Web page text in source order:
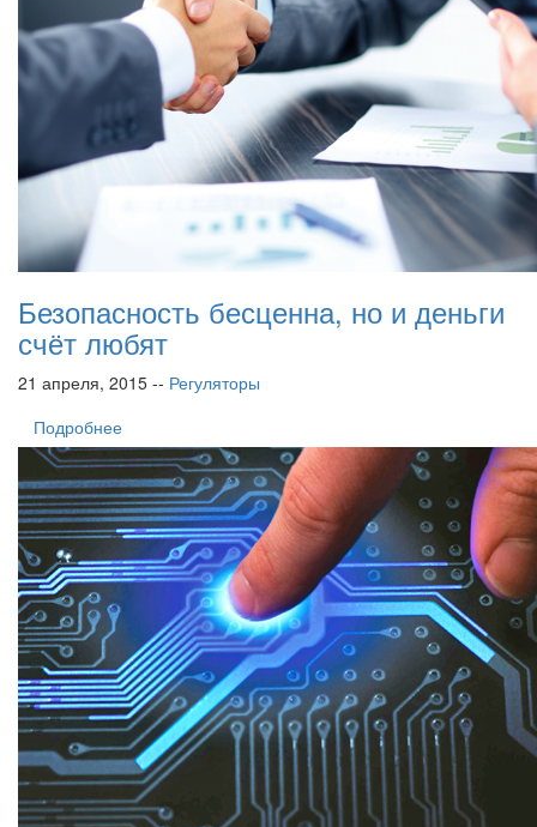
Безопасность бесценна, но и деньги
счёт любят
21 апреля, 2015 -- Регуляторы
Подробнее